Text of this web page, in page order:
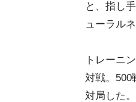
と、指し
ューラル
トレーニ
対戦。500
対局した